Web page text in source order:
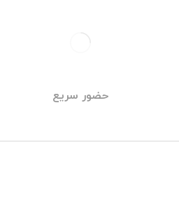
حضور سریع